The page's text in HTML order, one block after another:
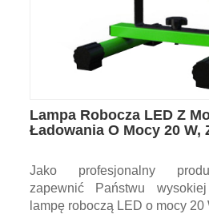
Lampa Robocza LED Z
Ładowania O Mocy 20 W,
Jako profesjonalny
zapewnić Państwu
lampę roboczą LED o mocy 20